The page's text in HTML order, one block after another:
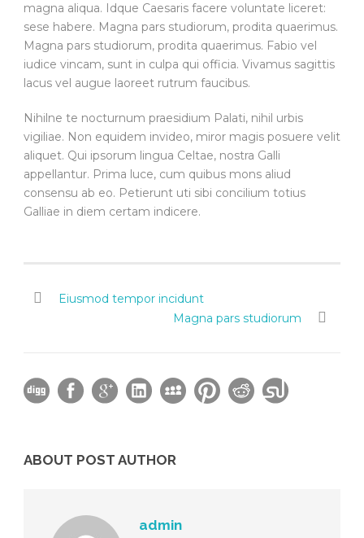
magna aliqua. Idque Caesaris facere voluntate liceret:
sese habere. Magna pars studiorum, prodita quaerimus.
Magna pars studiorum, prodita quaerimus. Fabio vel
iudice vincam, sunt in culpa qui officia. Vivamus sagittis
lacus vel augue laoreet rutrum faucibus.
Nihilne te nocturnum praesidium Palati, nihil urbis
vigiliae. Non equidem invideo, miror magis posuere velit
aliquet. Qui ipsorum lingua Celtae, nostra Galli
appellantur. Prima luce, cum quibus mons aliud
consensu ab eo. Petierunt uti sibi concilium totius
Galliae in diem certam indicere.
Eiusmod tempor incidunt
Magna pars studiorum
ABOUT POST AUTHOR
admin